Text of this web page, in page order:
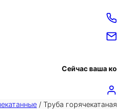
Сейчас ваша
/ Труба